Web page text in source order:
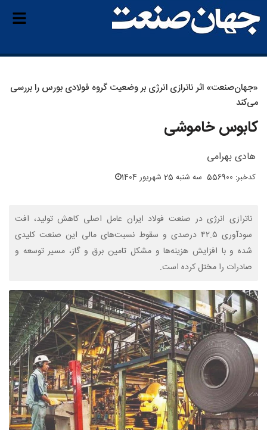
«جهان‌صنعت» اثر ناترازی انرژی بر وضعیت گروه فولادی بورس را بررسی
می‌کند
کابوس خاموشی
هادی بهرامی
کدخبر: 556900 سه شنبه 25 شهریور 1404
ناترازی انرژی در صنعت فولاد ایران عامل اصلی کاهش تولید، افت
سودآوری ۴۲.۵ درصدی و سقوط نسبت‌های مالی این صنعت کلیدی
شده و با افزایش هزینه‌ها و مشکل تامین برق و گاز، مسیر توسعه و
صادرات را مختل کرده است.